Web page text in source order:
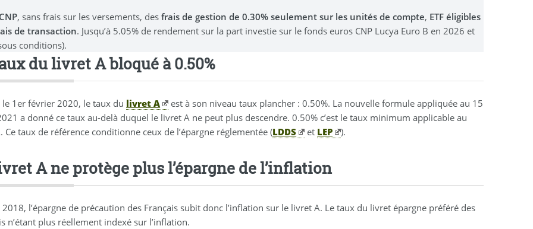
, sans frais sur les versements, desfrais de gestion de 0.30% seulement sur les unités de compte, ETF éligibles
de transaction. Jusqu’à 5.05% de rendement sur la part investie sur le fonds euros CNP Lucya Euro B en 2026 et
conditions).
du livret A bloqué à 0.50%
le 1er février 2020, le taux du livret A
est à son niveau taux plancher : 0.50%. La nouvelle formule appliquée au 15
a donné ce taux au-delà duquel le livret A ne peut plus descendre. 0.50% c’est le taux minimum applicable au
Ce taux de référence conditionne ceux de l’épargne réglementée (LDDS et LEP ).
A ne protège plus l’épargne de l’inflation
l’épargne de précaution des Français subit donc l’inflation sur le livret A. Le taux du livret épargne préféré des
n’étant plus réellement indexé sur l’inflation.